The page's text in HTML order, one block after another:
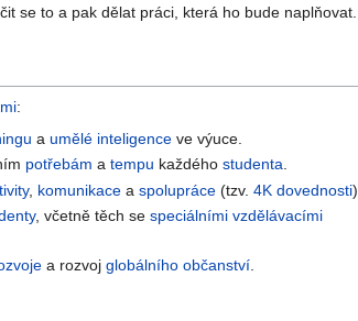
se to a pak dělat práci, která ho bude naplňovat.
:
aumělé inteligence ve výuce.
potřebám atempu každéhostudenta
, komunikace aspolupráce (tzv.4K dovednosti).
, včetně těch sespeciálními vzdělávacími
a rozvojglobálního občanství.